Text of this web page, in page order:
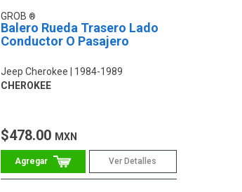
GROB
Balero Rueda Trasero Lado
Conductor O Pasajero
Jeep Cherokee
1984-1989
CHEROKEE
$478.00 MXN
Ver Detalles